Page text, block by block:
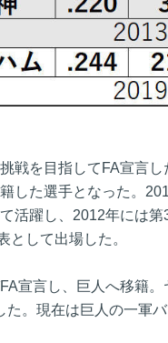
戦を目指してFA宣言し
した選手となった。
活躍し、2012年には
として出場した。
宣言し、巨人へ移籍
。現在は巨人の一軍